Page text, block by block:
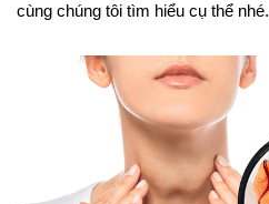
cùng chúng tôi tìm hiểu cụ thể nhé.